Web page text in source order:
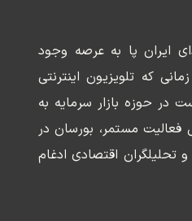
ایران پا به عرصه وجود
تصویری به سال ۱۳۹۹ برمی‌گردد؛ زمانی که تلویزیون اینترنتی
در حوزه بازار سرمایه به
مستمر، بورسان در
و تحلیلگران اقتصادی ادغام